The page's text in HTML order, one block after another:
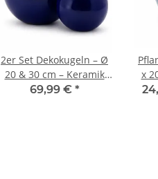
2er Set Dekokugeln – Ø
20 & 30 cm – Keramik
Kugeln für Garten,
69,99 € *
x